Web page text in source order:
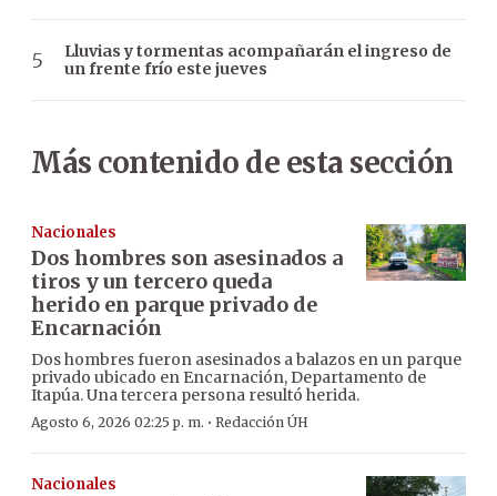
Lluvias y tormentas acompañarán el ingreso de
un frente frío este jueves
Más contenido de esta sección
Nacionales
Dos hombres son asesinados a
tiros y un tercero queda
herido en parque privado de
Encarnación
Dos hombres fueron asesinados a balazos en un parque
privado ubicado en Encarnación, Departamento de
Itapúa. Una tercera persona resultó herida.
Agosto 6, 2026 02:25 p. m. · Redacción ÚH
Nacionales